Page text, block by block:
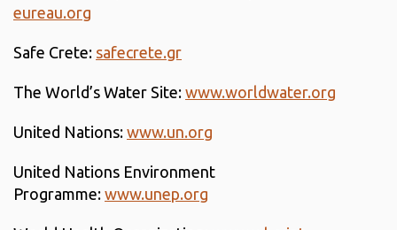
eureau.org
Safe Crete: safecrete.gr
The World’s Water Site: www.worldwater.org
United Nations: www.un.org
United Nations Environment
Programme: www.unep.org